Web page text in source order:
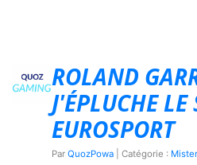
ROLAND
J'ÉPLUCHE LE
EUROSPORT
Par QuozPowa | Catégorie :